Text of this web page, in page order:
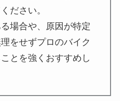
ださい。
場合や、原因が特定
をせずプロのバイク
とを強くおすすめし